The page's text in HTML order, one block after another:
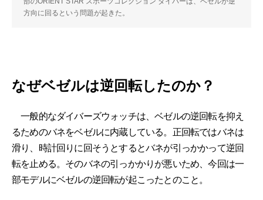
方向に回るという問題が起きた。
なぜベゼルは逆回転したのか？
一般的なダイバーズウォッチは、ベゼルの逆回転を抑え
るためのバネをベゼルに内蔵している。正回転ではバネは
滑り、時計回りに回そうとするとバネが引っかかって逆回
転を止める。そのバネの引っかかりが悪いため、今回は一
部モデルにベゼルの逆回転が起こったとのこと。